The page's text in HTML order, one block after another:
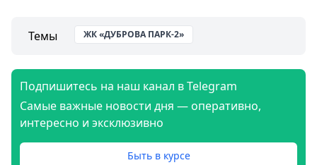
Темы ЖК «ДУБРОВА ПАРК-2»
Подпишитесь на наш канал в Telegram
Самые важные новости дня — оперативно,
интересно и эксклюзивно
Быть в курсе